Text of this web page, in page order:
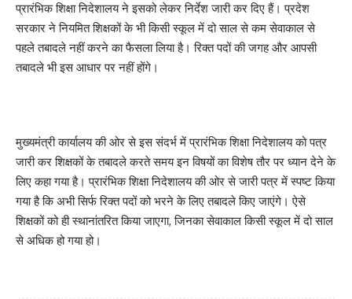
प्रारंभिक शिक्षा निदेशालय ने इसको लेकर निर्देश जारी कर दिए हैं। प्रदेश
सरकार ने नियमित शिक्षकों के भी किसी स्कूल में दो साल से कम सेवाकाल से
पहले तबादले नहीं करने का फैसला लिया है। रिक्त पदों की जगह और आपसी
तबादले भी इस आधार पर नहीं होंगे।
मुख्यमंत्री कार्यालय की ओर से इस संदर्भ में प्रारंभिक शिक्षा निदेशालय को पत्र
जारी कर शिक्षकों के तबादले करते समय इन विषयों का विशेष तौर पर ध्यान देने के
लिए कहा गया है। प्रारंभिक शिक्षा निदेशालय की ओर से जारी पत्र में स्पष्ट किया
गया है कि अभी सिर्फ रिक्त पदों को भरने के लिए तबादले किए जाएंगे। ऐसे
शिक्षकों को ही स्थानांतरित किया जाएगा, जिनका सेवाकाल किसी स्कूल में दो साल
से अधिक हो गया हो।